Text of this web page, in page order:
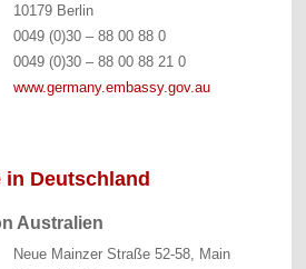
10179 Berlin
0049 (0)30 – 88 00 88 0
0049 (0)30 – 88 00 88 21 0
www.germany.embassy.gov.au
in Deutschland
Australien
Neue Mainzer Straße 52-58, Main